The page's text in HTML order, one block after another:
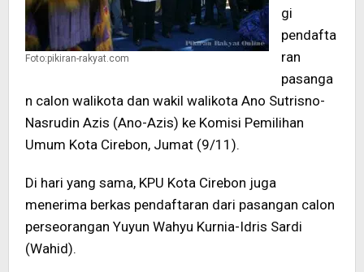
Foto:pikiran-rakyat.com
gi
pendafta
ran
pasanga
n calon walikota dan wakil walikota Ano Sutrisno-
Nasrudin Azis (Ano-Azis) ke Komisi Pemilihan
Umum Kota Cirebon, Jumat (9/11).
Di hari yang sama, KPU Kota Cirebon juga
menerima berkas pendaftaran dari pasangan calon
perseorangan Yuyun Wahyu Kurnia-Idris Sardi
(Wahid).